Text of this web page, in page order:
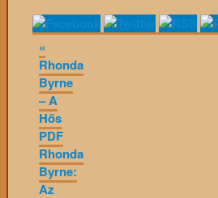
«
Rhonda
Byrne
– A
Hős
PDF
Rhonda
Byrne:
Az